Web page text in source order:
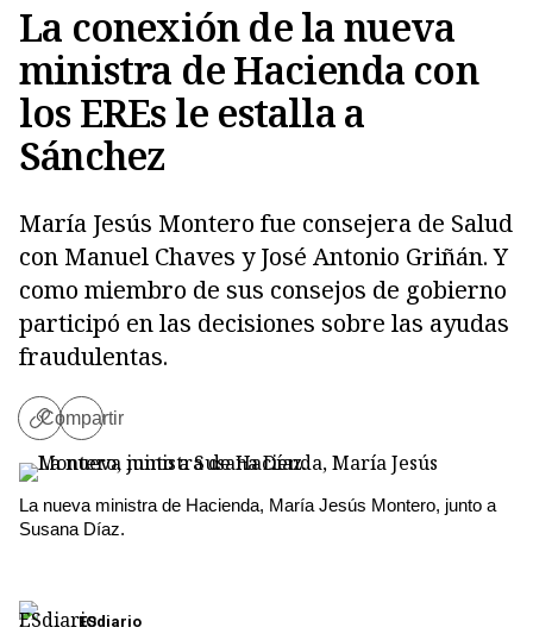
La conexión de la nueva
ministra de Hacienda con
los EREs le estalla a
Sánchez
María Jesús Montero fue consejera de Salud
con Manuel Chaves y José Antonio Griñán. Y
como miembro de sus consejos de gobierno
participó en las decisiones sobre las ayudas
fraudulentas.
Copiar
enlace
Compartir
La nueva ministra de Hacienda, María Jesús Montero, junto a
Susana Díaz.
ESdiario